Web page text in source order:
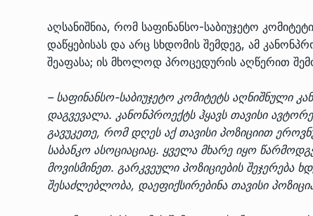
აღსანიშნია, რომ საფინანსო-საბიუჯეტო
დაწყებისას და არც სხდომის შემდეგ, ამ
შეაფასა; ის მხოლოდ პროცედურის აღწერით
– საფინანსო-საბიუჯეტო კომიტეტს აღნიშნული
დაგვევალა. კანონპროექტს ჰყავს თავისი
გავუკეთე, რომ დღეს აქ თავისი პოზიციით
საბანკო ასოციაციაც. ყველა მხარე იყო
მოვისმინეთ. გარკვეული პოზიციების შეჯერება
შესაძლებლობა, დაეფიქსირებინა თავისი